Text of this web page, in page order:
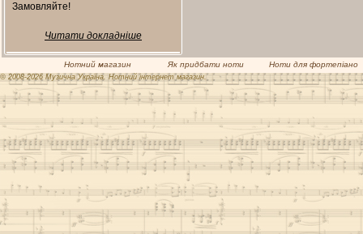
Замовляйте!
Читати докладніше
Нотний магазин Як придбати ноти Ноти для фортепіано
© 2008-2026 Музична Україна. Нотний інтернет магазин.